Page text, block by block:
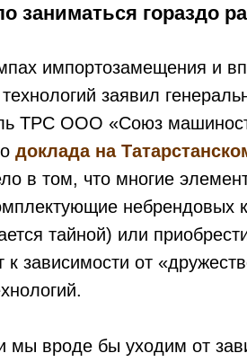
заниматься гораздо
импортозамещения и
заявил
ТРС ООО «Союз
доклада на
в том, что многие
небрендовых
тайной) или
к зависимости от
мы вроде бы уходим от